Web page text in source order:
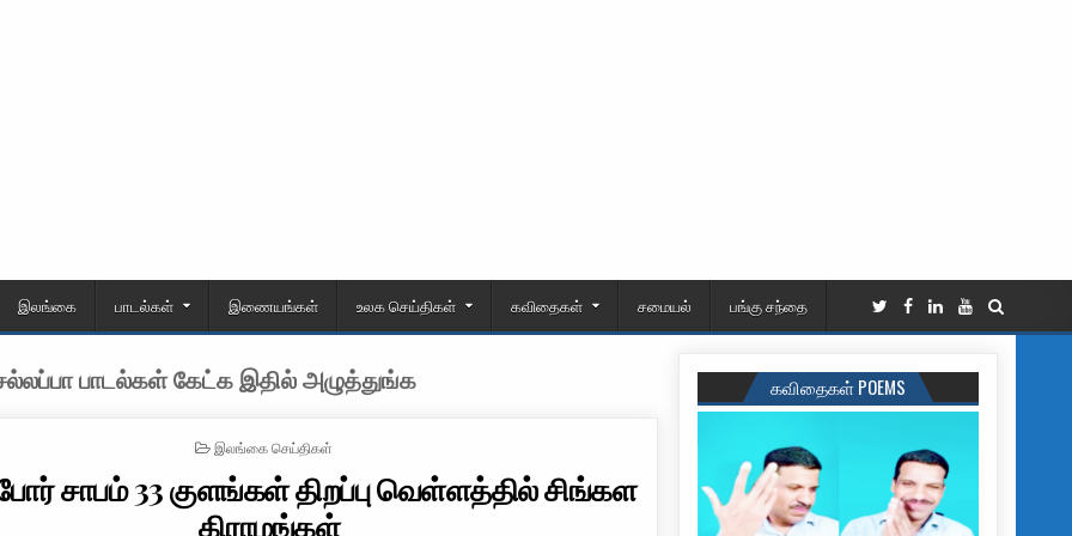
இலங்கை பாடல்கள் இணையங்கள் உலக செய்திகள் கவிதைகள் சமையல் பங்கு சந்தை
பாடல்கள் கேட்க இதில் அழுத்துங்க
POSTED IN
இலங்கை செய்திகள்
சாபம் 33 குளங்கள் திறப்பு வெள்ளத்தில் சிங்கள
கிராமங்கள்
கவிதைகள் POEMS